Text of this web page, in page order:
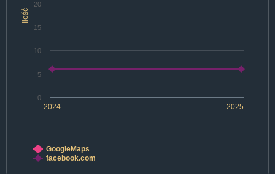
Ilość
2024 2025
0
5
10
15
20
GoogleMaps
facebook.com